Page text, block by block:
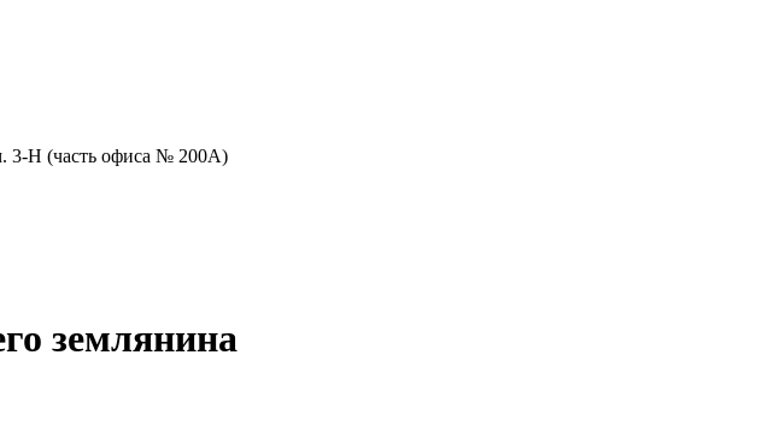
3-Н (часть офиса № 200А)
землянина